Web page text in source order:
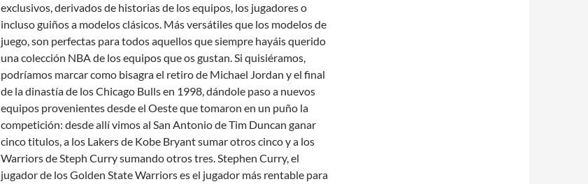
exclusivos, derivados de historias de los equipos, los jugadores o
incluso guiños a modelos clásicos. Más versátiles que los modelos de
juego, son perfectas para todos aquellos que siempre hayáis querido
una colección NBA de los equipos que os gustan. Si quisiéramos,
podríamos marcar como bisagra el retiro de Michael Jordan y el final
de la dinastía de los Chicago Bulls en 1998, dándole paso a nuevos
equipos provenientes desde el Oeste que tomaron en un puño la
competición: desde allí vimos al San Antonio de Tim Duncan ganar
cinco titulos, a los Lakers de Kobe Bryant sumar otros cinco y a los
Warriors de Steph Curry sumando otros tres. Stephen Curry, el
jugador de los Golden State Warriors es el jugador más rentable para